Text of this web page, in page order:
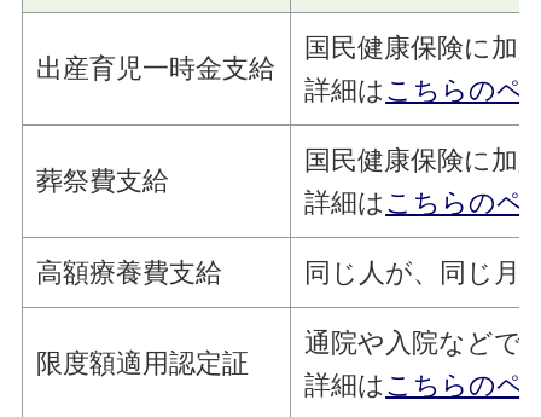
出産育児一時金支給
国民健康保険に加
詳細は こちらのペ
葬祭費支給
国民健康保険に加
詳細は こちらのペ
高額療養費支給 同じ人が、同じ月
限度額適用認定証
通院や入院などで
詳細は こちらのペ